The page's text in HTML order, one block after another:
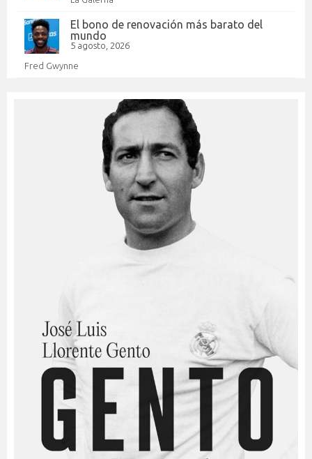
El bono de renovación más barato del
mundo
5 agosto, 2026
Fred Gwynne